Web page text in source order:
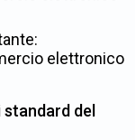
elettronico
del